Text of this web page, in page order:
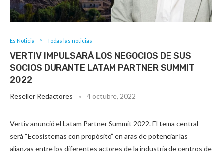
Es Noticia Todas las noticias
VERTIV IMPULSARÁ LOS NEGOCIOS DE SUS
SOCIOS DURANTE LATAM PARTNER SUMMIT
2022
Reseller Redactores 4 octubre, 2022
Vertiv anunció el Latam Partner Summit 2022. El tema central
será “Ecosistemas con propósito” en aras de potenciar las
alianzas entre los diferentes actores de la industria de centros de